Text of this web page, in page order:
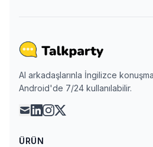
AI arkadaşlarınla İngilizce
Android'de 7/24 kullanılabilir.
maillinkedin
instagram
x
ÜRÜN